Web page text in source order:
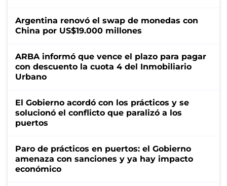
Argentina renovó el swap de monedas con
China por US$19.000 millones
ARBA informó que vence el plazo para pagar
con descuento la cuota 4 del Inmobiliario
Urbano
El Gobierno acordó con los prácticos y se
solucionó el conflicto que paralizó a los
puertos
Paro de prácticos en puertos: el Gobierno
amenaza con sanciones y ya hay impacto
económico